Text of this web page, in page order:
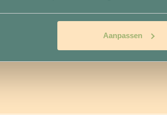
Aanpassen
ijsjes, friet, snacks, broodjes en meer lekkers.